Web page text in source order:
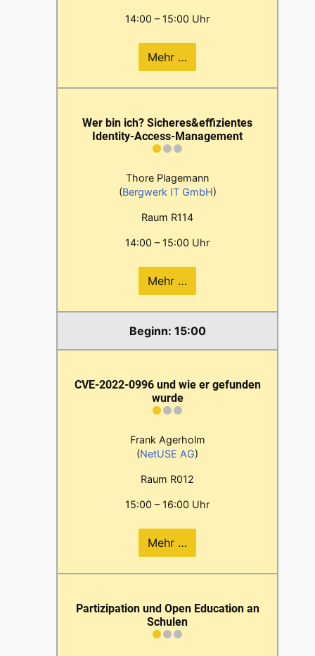
14:00 – 15:00 Uhr
Mehr …
Wer bin ich? Sicheres&effizientes
Identity-Access-Management
Thore Plagemann
(Bergwerk IT GmbH)
Raum R114
14:00 – 15:00 Uhr
Mehr …
15:00
CVE-2022-0996 und wie er gefunden
wurde
Frank Agerholm
(NetUSE AG)
Raum R012
15:00 – 16:00 Uhr
Mehr …
Partizipation und Open Education an
Schulen